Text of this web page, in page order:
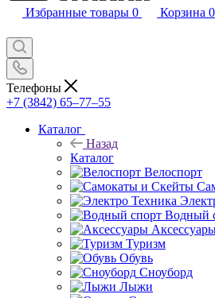
Избранные товары 0 Корзина 0
Телефоны
+7 (3842) 65–77–55
Каталог
Назад
Каталог
Велоспорт
Водный
Туризм
Обувь
Сноуборд
Лыжи